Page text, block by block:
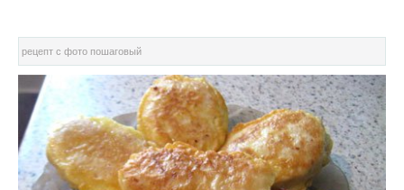
рецепт с фото пошаговый